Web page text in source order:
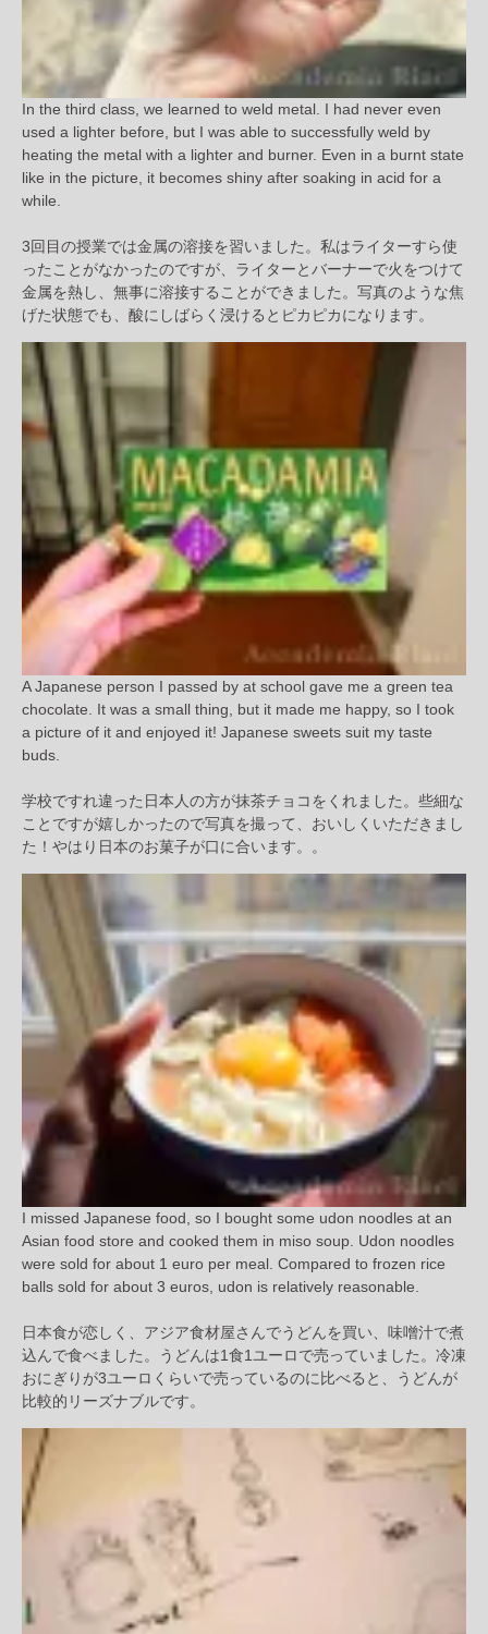
In the third class, we learned to weld metal. I had never even
used a lighter before, but I was able to successfully weld by
heating the metal with a lighter and burner. Even in a burnt state
like in the picture, it becomes shiny after soaking in acid for a
while.
3回目の授業では金属の溶接を習いました。私はライターすら使
ったことがなかったのですが、ライターとバーナーで火をつけて
金属を熱し、無事に溶接することができました。写真のような焦
げた状態でも、酸にしばらく浸けるとピカピカになります。
A Japanese person I passed by at school gave me a green tea
chocolate. It was a small thing, but it made me happy, so I took
a picture of it and enjoyed it! Japanese sweets suit my taste
buds.
学校ですれ違った日本人の方が抹茶チョコをくれました。些細な
ことですが嬉しかったので写真を撮って、おいしくいただきまし
た！やはり日本のお菓子が口に合います。。
I missed Japanese food, so I bought some udon noodles at an
Asian food store and cooked them in miso soup. Udon noodles
were sold for about 1 euro per meal. Compared to frozen rice
balls sold for about 3 euros, udon is relatively reasonable.
日本食が恋しく、アジア食材屋さんでうどんを買い、味噌汁で煮
込んで食べました。うどんは1食1ユーロで売っていました。冷凍
おにぎりが3ユーロくらいで売っているのに比べると、うどんが
比較的リーズナブルです。